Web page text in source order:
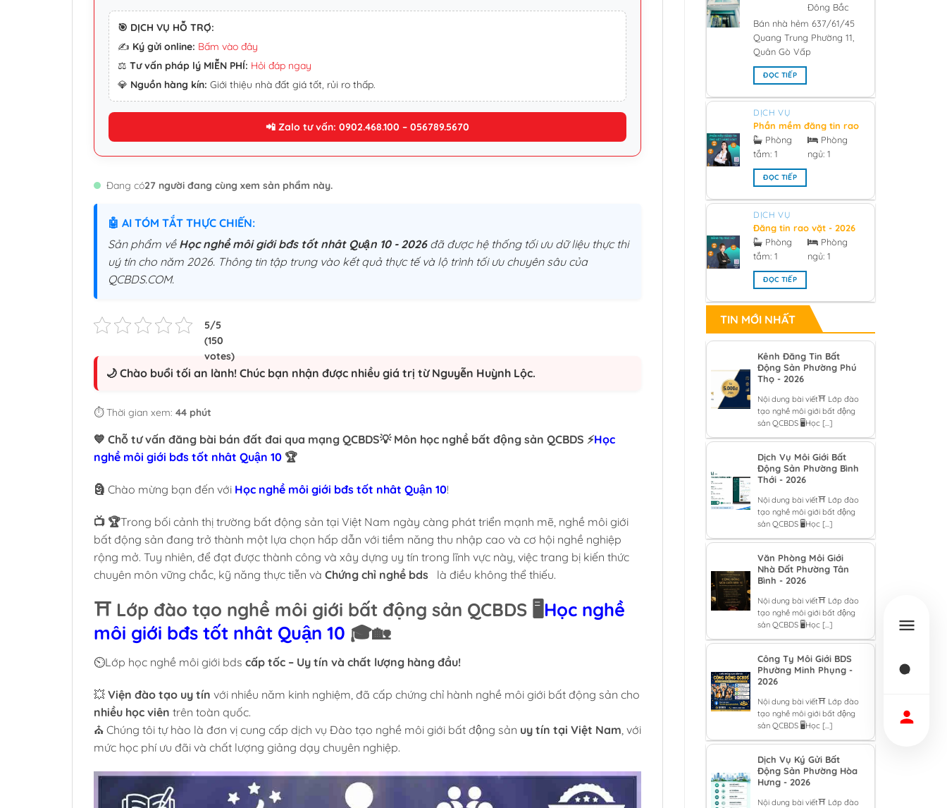
Đông Bắc
Bán nhà hẻm 637/61/45
Quang Trung Phường 11,
Quân Gò Vấp
ĐỌC TIẾP
DỊCH VỤ
Phần mềm đăng tin rao
vặt hàng loạt 2026
Phòng
tắm:1
Phòng
ngủ: 1
ĐỌC TIẾP
DỊCH VỤ
Đăng tin rao vặt - 2026
Phòng
tắm:1
Phòng
ngủ: 1
ĐỌC TIẾP
TIN MỚI NHẤT
Kênh Đăng Tin Bất
Động Sản Phường Phú
Thọ - 2026
Nội dung bài viết⛩️ Lớp đào
tạo nghề môi giới bất động
sản QCBDS 🖥️Học [...]
Dịch Vụ Môi Giới Bất
Động Sản Phường Bình
Thới - 2026
Nội dung bài viết⛩️ Lớp đào
tạo nghề môi giới bất động
sản QCBDS 🖥️Học [...]
Văn Phòng Môi Giới
Nhà Đất Phường Tân
Bình - 2026
Nội dung bài viết⛩️ Lớp đào
tạo nghề môi giới bất động
sản QCBDS 🖥️Học [...]
Công Ty Môi Giới BDS
Phường Minh Phụng -
2026
Nội dung bài viết⛩️ Lớp đào
tạo nghề môi giới bất động
sản QCBDS 🖥️Học [...]
Dịch Vụ Ký Gửi Bất
Động Sản Phường Hòa
Hưng - 2026
Nội dung bài viết⛩️ Lớp đào
🎯 DỊCH VỤ HỖ TRỢ:
✍️ Ký gửi online: Bấm vào đây
⚖️ Tư vấn pháp lý MIỄN PHÍ: Hỏi đáp ngay
💎 Nguồn hàng kín: Giới thiệu nhà đất giá tốt, rủi ro thấp.
📲 Zalo tư vấn: 0902.468.100 – 056789.5670
Đang có27 người đang cùng xem sản phẩm này.
🤖 AI TÓM TẮT THỰC CHIẾN:
Sản phẩm về Học nghề môi giới bđs tốt nhât Quận 10 - 2026đã được hệ thống tối ưu dữ liệu thực thi
uý tín cho năm 2026. Thông tin tập trung vào kết quả thực tế và lộ trình tối ưu chuyên sâu của
QCBDS.COM.
🌙 Chào buổi tối an lành! Chúc bạn nhận được nhiều giá trị từ Nguyễn Huỳnh Lộc.
⏱️ Thời gian xem: 44 phút
💙 Chỗ tư vấn đăng bài bán đất đai qua mạng QCBDS💡 Môn học nghề bất động sản QCBDS ⚡Học
nghề môi giới bđs tốt nhât Quận 10 🏆
🗿 Chào mừng bạn đến với Học nghề môi giới bđs tốt nhât Quận 10!
📺 🏆Trong bối cảnh thị trường bất động sản tại Việt Nam ngày càng phát triển mạnh mẽ, nghề môi giới
bất động sản đang trở thành một lựa chọn hấp dẫn với tiềm năng thu nhập cao và cơ hội nghề nghiệp
rộng mở. Tuy nhiên, để đạt được thành công và xây dựng uy tín trong lĩnh vực này, việc trang bị kiến thức
chuyên môn vững chắc, kỹ năng thực tiễn và Chứng chỉ nghề bds là điều không thể thiếu.
⛩️ Lớp đào tạo nghề môi giới bất động sản QCBDS 🖥️ Học nghề
môi giới bđs tốt nhât Quận 10 🎓🏡
⏲️Lớp học nghề môi giới bds cấp tốc – Uy tín và chất lượng hàng đầu!
💥 Viện đào tạo uy tín với nhiều năm kinh nghiệm, đã cấp chứng chỉ hành nghề môi giới bất động sản cho
nhiều học viên trên toàn quốc.
⛪ Chúng tôi tự hào là đơn vị cung cấp dịch vụ Đào tạo nghề môi giới bất động sản uy tín tại Việt Nam, với
mức học phí ưu đãi và chất lượng giảng dạy chuyên nghiệp.